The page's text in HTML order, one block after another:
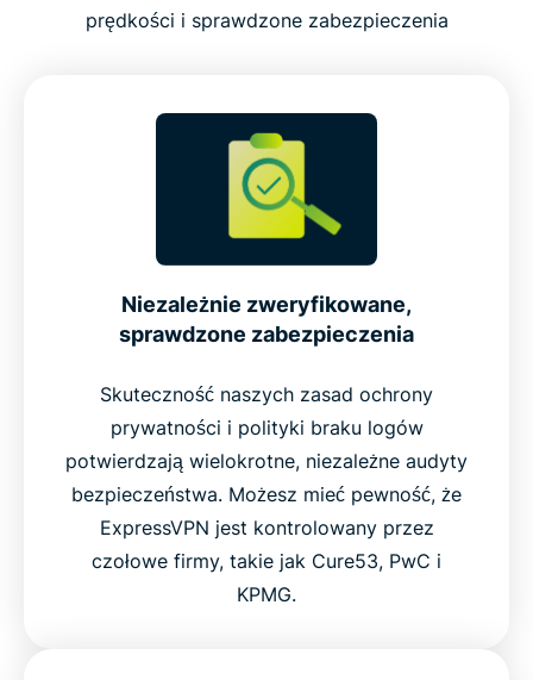
prędkości i sprawdzone zabezpieczenia
Niezależnie zweryfikowane,
sprawdzone zabezpieczenia
Skuteczność naszych zasad ochrony
prywatności i polityki braku logów
potwierdzają wielokrotne, niezależne audyty
bezpieczeństwa. Możesz mieć pewność, że
ExpressVPN jest kontrolowany przez
czołowe firmy, takie jak Cure53, PwC i
KPMG.